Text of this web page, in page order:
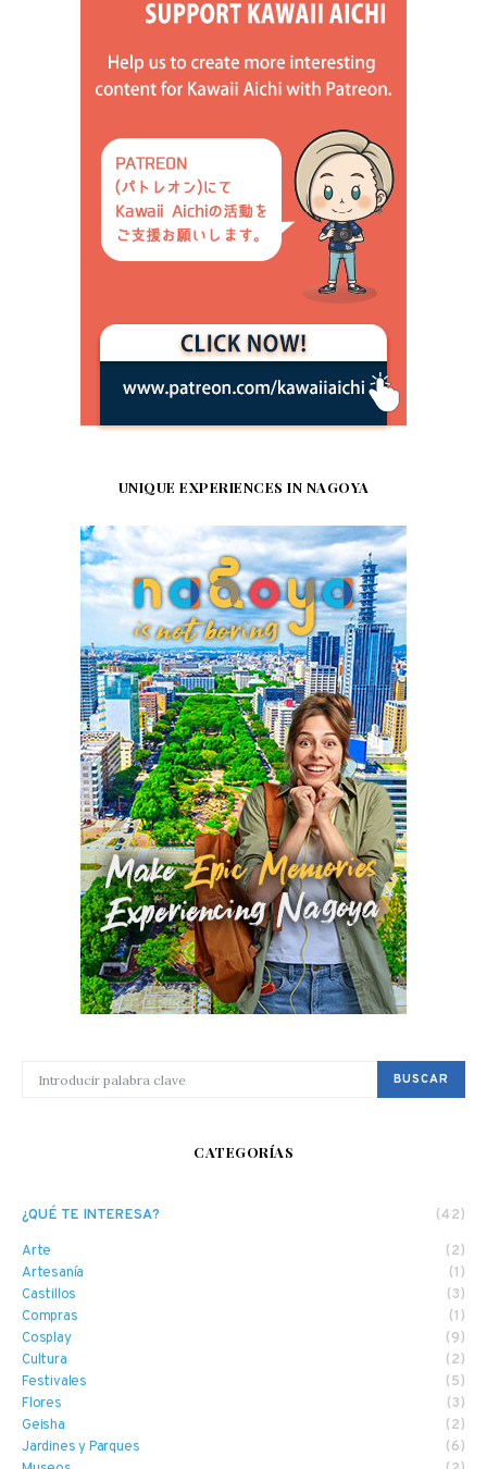
UNIQUE EXPERIENCES IN NAGOYA
BUSCAR
CATEGORÍAS
¿QUÉ TE INTERESA? (42)
Arte
(2)
Artesanía
(1)
Castillos
(3)
Compras
(1)
Cosplay
(9)
Cultura
(2)
Festivales
(5)
Flores
(3)
Geisha
(2)
Jardines y Parques
(6)